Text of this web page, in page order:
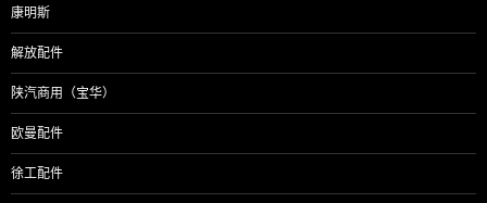
康明斯
解放配件
陕汽商用（宝华）
欧曼配件
徐工配件